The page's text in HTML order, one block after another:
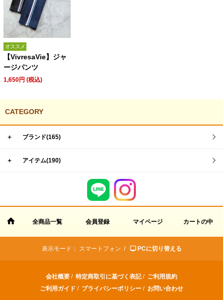
オススメ
【VivresaVie】ジャ
ージパンツ
1,650円 (税込)
CATEGORY
＋ ブランド(165)
＋ アイテム(190)
全商品一覧 会員登録 マイページ カートの中
表示モード： スマートフォン / PCに切り替える
会社概要 / 特定商取引に基づく表記/ ご利用規約
ご利用ガイド / プライバシーポリシー / お問い合わせ